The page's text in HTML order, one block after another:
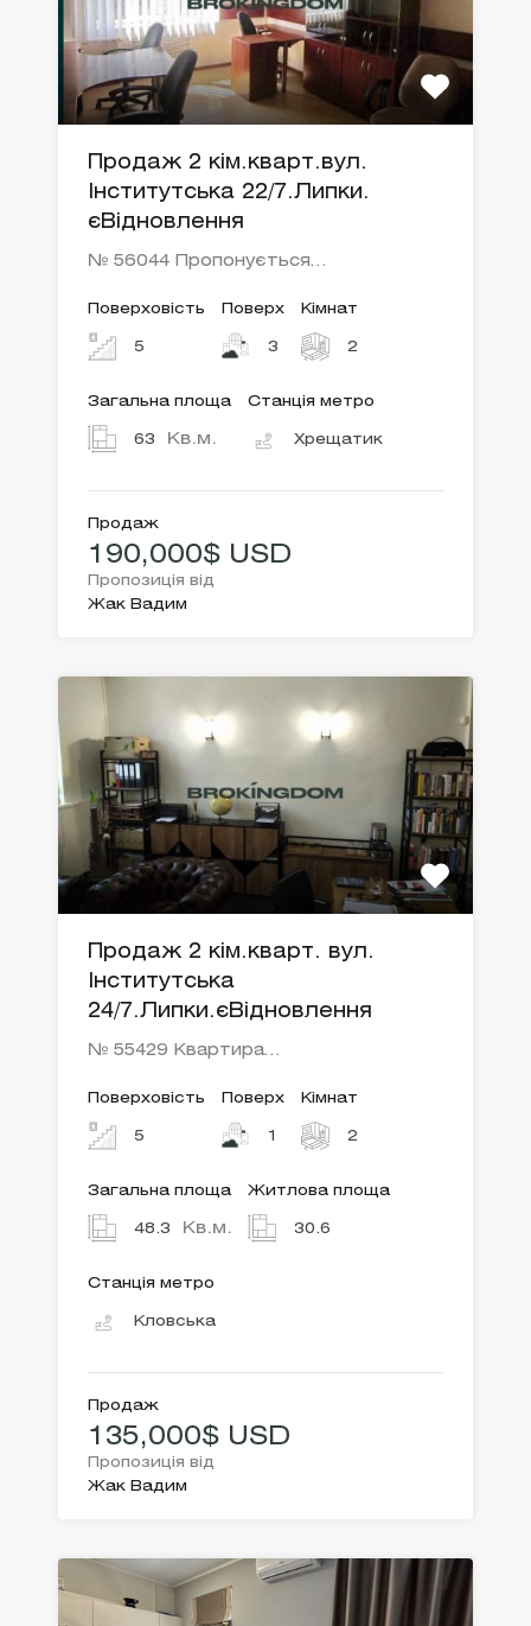
Продаж 2 кім.кварт.вул.
Інститутська 22/7.Липки.
єВідновлення
№ 56044 Пропонується…
Поверховість
5
Поверх
3
Кімнат
2
Загальна площа
63 Кв.м.
Станція метро
Хрещатик
Продаж
190,000$ USD
Пропозиція від
Жак Вадим
Продаж 2 кім.кварт. вул.
Інститутська
24/7.Липки.єВідновлення
№ 55429 Квартира…
Поверховість
5
Поверх
1
Кімнат
2
Загальна площа
48.3 Кв.м.
Житлова площа
30.6
Станція метро
Кловська
Продаж
135,000$ USD
Пропозиція від
Жак Вадим